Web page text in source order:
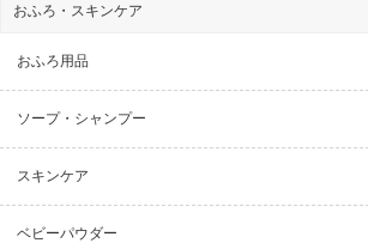
おふろ・スキンケア
おふろ用品
ソープ・シャンプー
スキンケア
ベビーパウダー